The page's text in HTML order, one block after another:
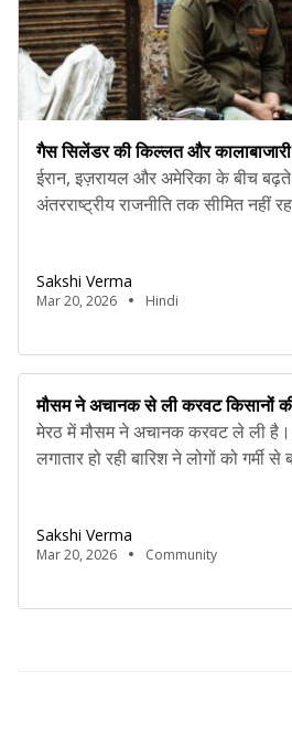
गैस सिलेंडर की किल्लत और कालाबाजारी
ईरान, इज़रायल और अमेरिका के बीच
अंतरराष्ट्रीय राजनीति तक सीमित नहीं
के कई शहरों में देखने को मिल रहा […]
Sakshi Verma
Mar 20, 2026 Hindi
मौसम ने अचानक से ली करवट किसानों
मेरठ में मौसम ने अचानक करवट ले ली है।
लगातार हो रही बारिश ने लोगों को गर्मी
Sakshi Verma
Mar 20, 2026 Community